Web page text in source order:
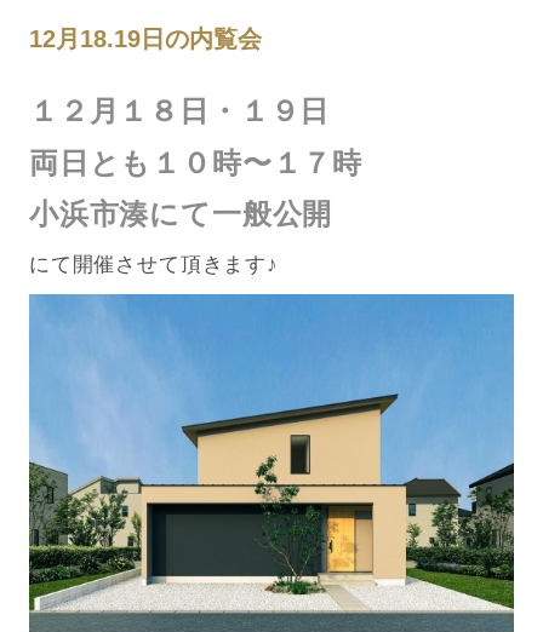
12月18.19日の内覧会
１２月１８日・１９日
両日とも１０時〜１７時
小浜市湊にて一般公開
にて開催させて頂きます♪